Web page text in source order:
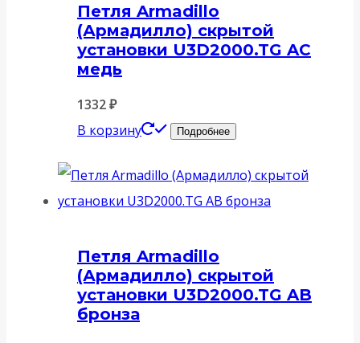
Петля Armadillo
(Армадилло) скрытой
установки U3D2000.TG AC
медь
1332₽
В корзину
Подробнее
Петля Armadillo
(Армадилло) скрытой
установки U3D2000.TG AB
бронза